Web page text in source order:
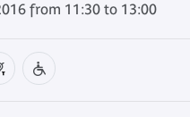
from 11:30 to 13:00